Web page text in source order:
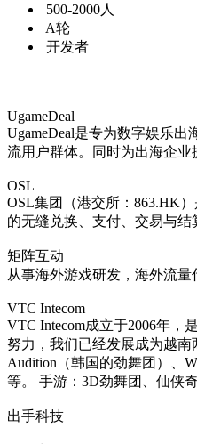
500-2000人
A轮
开发者
UgameDeal
UgameDeal是专为数字娱乐
流用户群体。同时为出海企业
OSL
OSL集团（港交所：863.HK
的无缝兑换、支付、交易与
矩阵互动
从事海外游戏研发，海外流
VTC Intecom
VTC Intecom成立于2006年，
努力，我们已经发展成为越南
Audition（韩国的劲舞团）、
等。 手游：3D劲舞团、仙侠
出手科技